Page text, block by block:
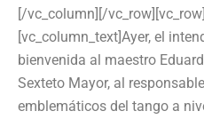
[/vc_column][/
[vc_column_text]Ayer, el
bienvenida al maestro
Sexteto Mayor, al
emblemáticos del tango a